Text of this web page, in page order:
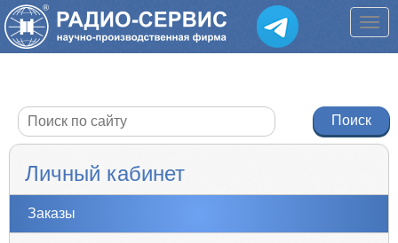
Личный кабинет
Заказы